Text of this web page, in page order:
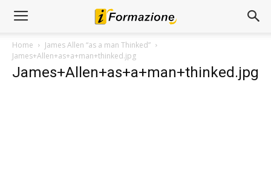
Home
James Allen “as a man Thinked”
James+Allen+as+a+man+thinked.jpg
James+Allen+as+a+man+thinked.jpg